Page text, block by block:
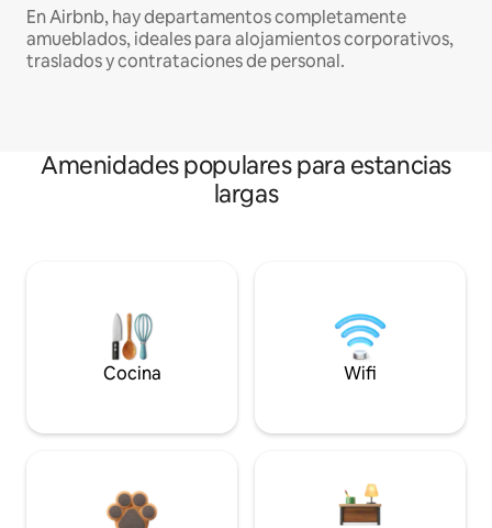
En Airbnb, hay departamentos completamente
amueblados, ideales para alojamientos corporativos,
traslados y contrataciones de personal.
Amenidades populares para estancias
largas
Cocina Wifi